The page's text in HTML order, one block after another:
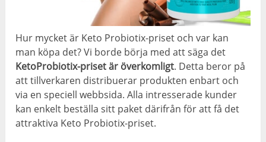
Hur mycket är Keto Probiotix-priset och var kan
man köpa det? Vi borde börja med att säga det
KetoProbiotix-priset är överkomligt. Detta beror på
att tillverkaren distribuerar produkten enbart och
via en speciell webbsida. Alla intresserade kunder
kan enkelt beställa sitt paket därifrån för att få det
attraktiva Keto Probiotix-priset.